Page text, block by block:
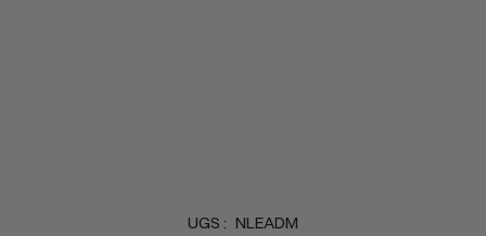
UGS : NLEADM